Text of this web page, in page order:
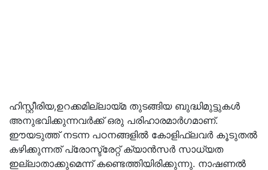
ഹിസ്റ്റീരിയ,ഉറക്കമില്ലായ്മ തുടങ്ങിയ ബുദ്ധിമുട്ടുകൾ
അനുഭവിക്കുന്നവർക്ക് ഒരു പരിഹാരമാർഗമാണ്.
ഈയടുത്ത് നടന്ന പഠനങ്ങളിൽ കോളിഫ്ലവർ കൂടുതൽ
കഴിക്കുന്നത് പ്രോസ്ട്രേറ്റ് ക്യാൻസർ സാധ്യത
ഇല്ലാതാക്കുമെന്ന് കണ്ടെത്തിയിരിക്കുന്നു. നാഷണൽ